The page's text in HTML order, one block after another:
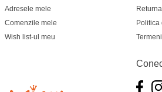
Politica
Adresele mele
Comenzile mele
Wish list-ul meu